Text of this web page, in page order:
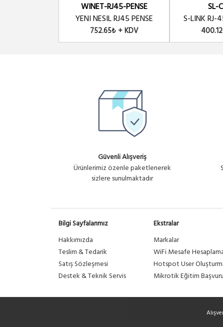
WINET-RJ45-PENSE
YENI NESIL RJ45 PENSE
752.65₺ + KDV
SL-
S-LINK RJ-
Güvenli Alışveriş
Ürünlerimiz özenle paketlenerek
sizlere sunulmaktadır
Bilgi Sayfalarımız
Hakkımızda
Teslim & Tedarik
Satış Sözleşmesi
Destek & Teknik Servis
Ekstralar
Markalar
WiFi Mesafe
Hotspot User
Mikrotik Eğitim